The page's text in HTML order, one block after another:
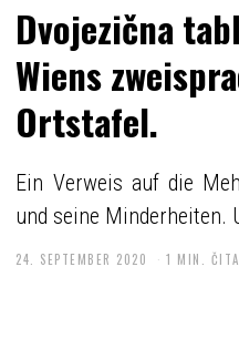
Dvojezična
Wiens
Ortstafel.
Ein Verweis auf die
und seine Minderheiten.
24. SEPTEMBER 2020 1 MIN.